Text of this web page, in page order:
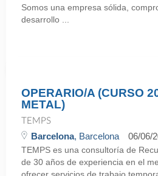
Somos una empresa sólida,
desarrollo ...
OPERARIO/A (CURSO
METAL)
TEMPS
Barcelona, Barcelona 06/06/
TEMPS es una consultoría de
de 30 años de experiencia en el